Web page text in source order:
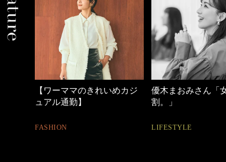
優木まおみさん「女の時間
割。」
LIFESTYLE
心地よくいられる
とは
FASHION